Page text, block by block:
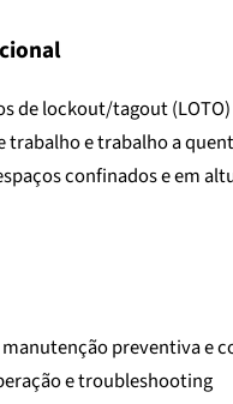
de lockout/tagout (LOTO)
trabalho e trabalho a
confinados e em
preventiva e
e troubleshooting